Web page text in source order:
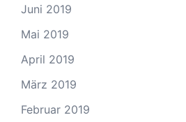
Juni 2019
Mai 2019
April 2019
März 2019
Februar 2019